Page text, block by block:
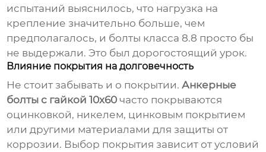
испытаний выяснилось, что нагрузка на
крепление значительно больше, чем
предполагалось, и болты класса 8.8 просто бы
не выдержали. Это был дорогостоящий урок.
Влияние покрытия на долговечность
Не стоит забывать и о покрытии.Анкерные
болты с гайкой 10х60 часто покрываются
оцинковкой, никелем, цинковым покрытием
или другими материалами для защиты от
коррозии. Выбор покрытия зависит от условий